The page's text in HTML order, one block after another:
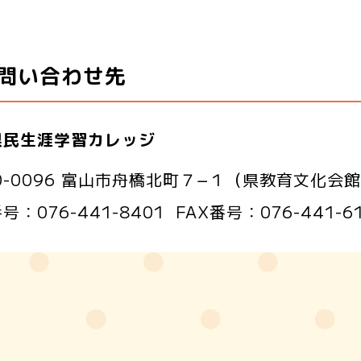
い合わせ先
生涯学習カレッジ
富山市舟橋北町７−１（県教育文化会館
： 076-441-8401 FAX番号： 076-441-